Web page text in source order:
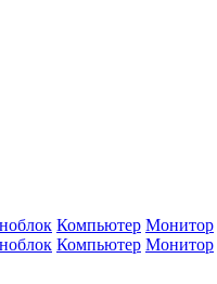
Компьютер Монитор
Компьютер Монитор